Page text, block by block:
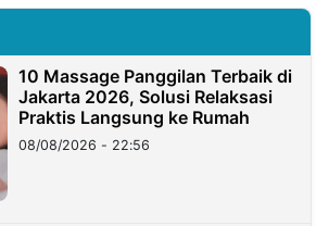
10 Massage Panggilan Terbaik di
Jakarta 2026, Solusi Relaksasi
Praktis Langsung ke Rumah
08/08/2026 - 22:56